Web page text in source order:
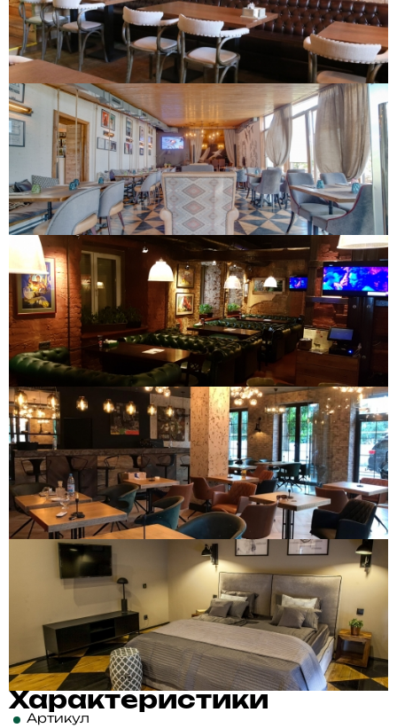
Характеристики
Артикул